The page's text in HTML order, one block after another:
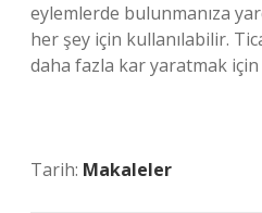
eylemlerde bulunmanıza
her şey için kullanılabilir.
daha fazla kar yaratmak için
Tarih: Makaleler